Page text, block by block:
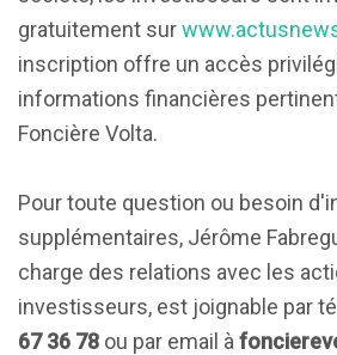
gratuitement sur
inscription offre un accès
informations financières
Foncière Volta.
Pour toute question ou besoin
supplémentaires, Jérôme
charge des relations avec les
investisseurs, est joignable par
67 36 78 ou par email à